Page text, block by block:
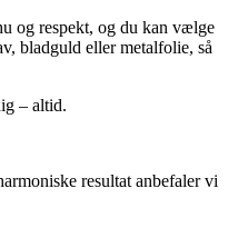
og respekt, og du kan vælge
bladguld eller metalfolie, så
– altid.
resultat anbefaler vi